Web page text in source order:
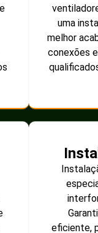
uma
melhor
conexões
eficiente,